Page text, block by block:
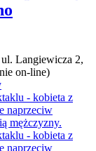
Langiewicza 2,
on-line)